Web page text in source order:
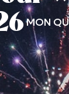
MON